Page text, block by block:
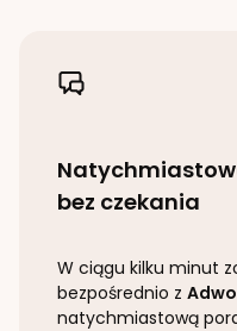
bez czekania
W ciągu kilku minut
bezpośrednio z
natychmiastową